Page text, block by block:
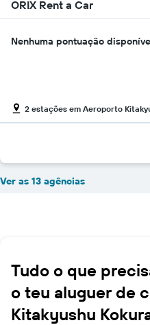
ORIX Rent a Car
Nenhuma pontuação
2 estações em Aeroporto
Ver as 13 agências
Tudo o que
o teu aluguer de
Kitakyushu